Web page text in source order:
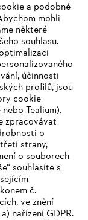
a podobné
mohli
některé
souhlasu.
účinnosti
profilů, jsou
cookie
Tealium).
zpracovávat
o
strany,
o souborech
souhlasíte s
č.
ve znění
nařízení GDPR.